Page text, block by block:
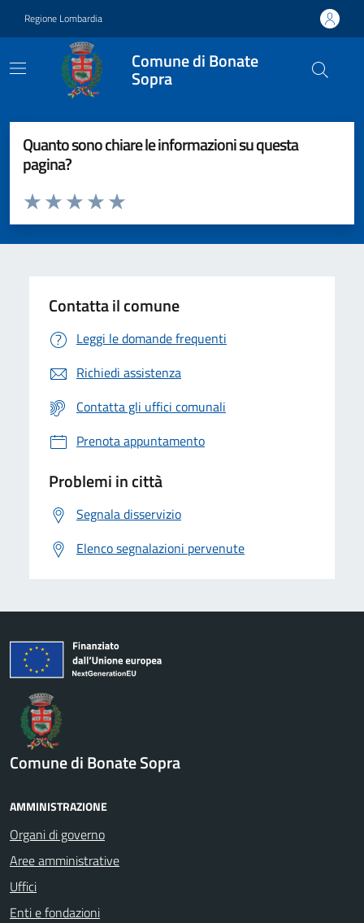
Regione Lombardia
Comune di Bonate
Sopra
Quanto sono chiare le informazioni su questa
pagina?
Valuta da 1 a 5 stelle la pagina
Valuta 5 stelle su 5
Valuta 4 stelle su 5
Valuta 3 stelle su 5
Valuta 2 stelle su 5
Valuta 1 stelle su 5
Contatta il comune
Leggi le domande frequenti
Richiedi assistenza
Contatta gli uffici comunali
Prenota appuntamento
Problemi in città
Segnala disservizio
Elenco segnalazioni pervenute
Comune di Bonate Sopra
AMMINISTRAZIONE
Organi di governo
Aree amministrative
Uffici
Enti e fondazioni